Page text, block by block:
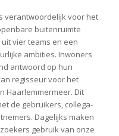
verantwoordelijk voor het
buitenruimte
vier teams en een
ambities. Inwoners
antwoord op hun
regisseur voor het
Haarlemmermeer. Dit
de gebruikers, collega-
Dagelijks maken
gebruik van onze